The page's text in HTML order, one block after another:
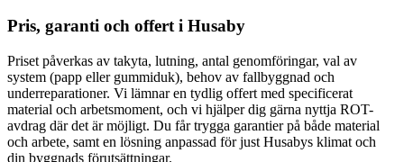
Pris, garanti och offert i Husaby
Priset påverkas av takyta, lutning, antal genomföringar, val av
system (papp eller gummiduk), behov av fallbyggnad och
underreparationer. Vi lämnar en tydlig offert med specificerat
material och arbetsmoment, och vi hjälper dig gärna nyttja ROT-
avdrag där det är möjligt. Du får trygga garantier på både material
och arbete, samt en lösning anpassad för just Husabys klimat och
din byggnads förutsättningar.